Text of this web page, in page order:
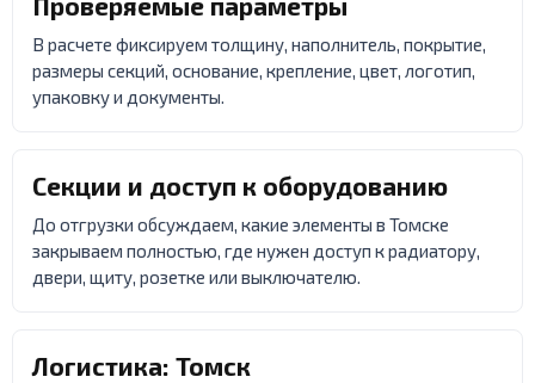
В расчете фиксируем толщину, наполнитель, покрытие,
размеры секций, основание, крепление, цвет, логотип,
упаковку и документы.
Секции и доступ к оборудованию
До отгрузки обсуждаем, какие элементы в Томске
закрываем полностью, где нужен доступ к радиатору,
двери, щиту, розетке или выключателю.
Логистика: Томск